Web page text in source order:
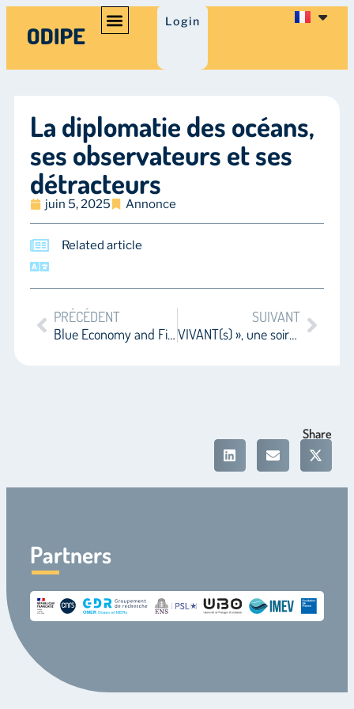
Login
La diplomatie des océans,
ses observateurs et ses
détracteurs
juin 5, 2025 Annonce
Related article
PRÉCÉDENT
Blue Economy and Finance Forum
SUIVANT
VIVANT(s) », une soirée de mobilisation artistique et citoyenne pour l’océan
Share
Partners